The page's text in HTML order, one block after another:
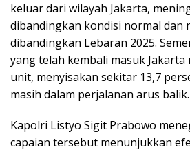
keluar dari wilayah Jakarta,
dibandingkan kondisi normal dan
dibandingkan Lebaran 2025.
yang telah kembali masuk Jakarta
unit, menyisakan sekitar 13,7
masih dalam perjalanan arus balik.
Kapolri Listyo Sigit Prabowo
capaian tersebut menunjukkan